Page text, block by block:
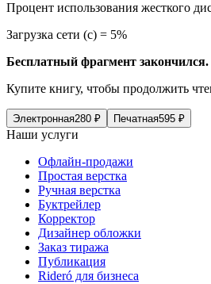
Процент использования жесткого
Загрузка сети (с) = 5%
Бесплатный фрагмент закончился.
Купите книгу, чтобы продолжить
Электронная280 ₽ Печатная595 ₽
Наши услуги
Офлайн-продажи
Простая верстка
Ручная верстка
Буктрейлер
Корректор
Дизайнер обложки
Заказ тиража
Публикация
Rideró для бизнеса